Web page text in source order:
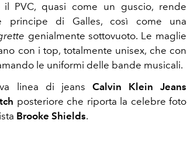
PVC, quasi come un guscio, rende
di Galles, così come una
genialmente sottovuoto. Le maglie
con i top, totalmente unisex, che con
le uniformi delle bande musicali.
linea di jeans Calvin Klein Jeans
posteriore che riporta la celebre foto
Brooke Shields.